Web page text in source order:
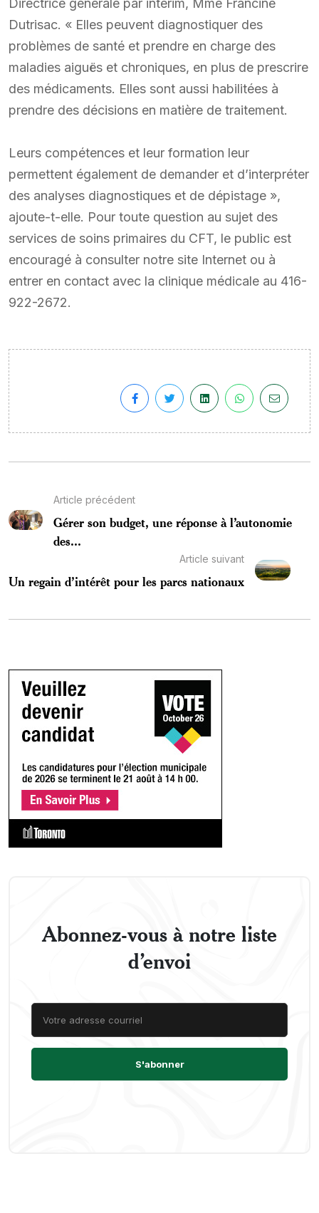
Dutrisac. « Elles peuvent diagnostiquer des
problèmes de santé et prendre en charge des
maladies aiguës et chroniques, en plus de prescrire
des médicaments. Elles sont aussi habilitées à
prendre des décisions en matière de traitement.
Leurs compétences et leur formation leur
permettent également de demander et d’interpréter
des analyses diagnostiques et de dépistage »,
ajoute-t-elle. Pour toute question au sujet des
services de soins primaires du CFT, le public est
encouragé à consulter notre site Internet ou à
entrer en contact avec la clinique médicale au 416-
922-2672.
Article précédent
Gérer son budget, une réponse à l’autonomie
des...
Article suivant
Un regain d’intérêt pour les parcs nationaux
Abonnez-vous à notre liste
d’envoi